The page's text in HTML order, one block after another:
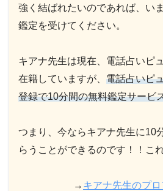
強く結ばれたいのであれば、い
鑑定を受けてください。
キアナ先生は現在、電話占いピ
在籍していますが、 電話占いピ
登録で10分間の無料鑑定サービ
つまり、今ならキアナ先生に10
らうことができるのです！！こ
→ キアナ先生のプ